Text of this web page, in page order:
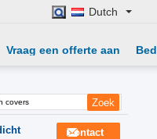
Dutch
Vraag een offerte aan
Contact